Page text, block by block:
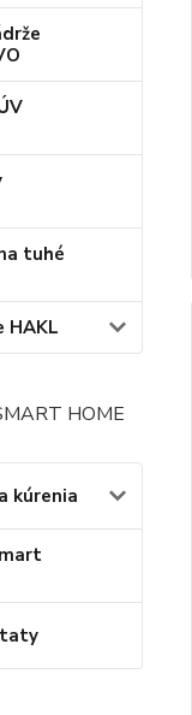
tuhé
HAKL
HOME
kúrenia